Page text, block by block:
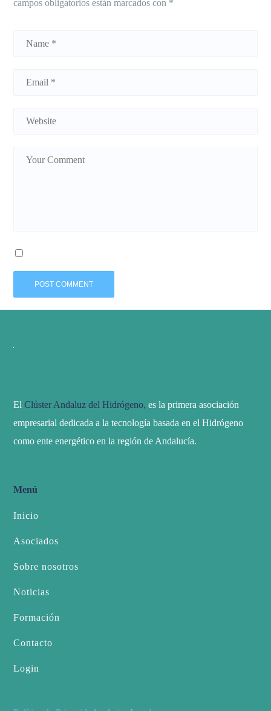
campos obligatorios están marcados con *
El Clúster Andaluz del Hidrógeno, es la primera asociación
empresarial dedicada a la tecnología basada en el Hidrógeno
como ente energético en la región de Andalucía.
Menú
Inicio
Asociados
Sobre nosotros
Noticias
Formación
Contacto
Login